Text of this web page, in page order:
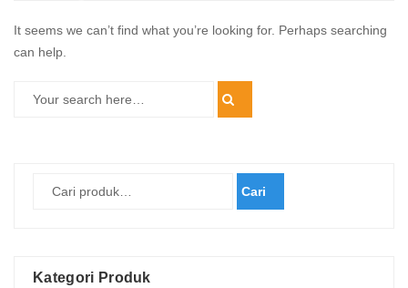
It seems we can’t find what you’re looking for. Perhaps searching
can help.
Cari
Kategori Produk